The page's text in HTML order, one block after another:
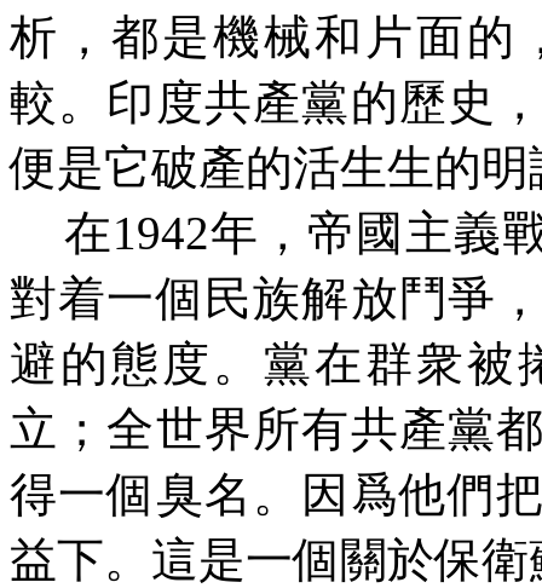
析，都是機械和片面的
較。印度共產黨的歷史
便是它破產的活生生的明
在1942年，帝國主義
對着一個民族解放鬥爭
避的態度。黨在群衆被
立；全世界所有共產黨
得一個臭名。因爲他們
益下。這是一個關於保